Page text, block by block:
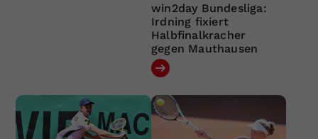
win2day Bundesliga:
Irdning fixiert
Halbfinalkracher
gegen Mauthausen